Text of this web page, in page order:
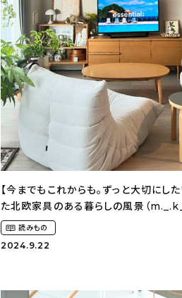
【今までもこれからも。ずっと大切にし
た北欧家具のある暮らしの風景（
読みもの
2024.9.22